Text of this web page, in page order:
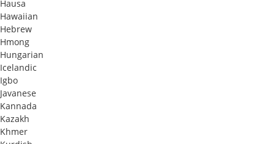
Hausa
Hawaiian
Hebrew
Hmong
Hungarian
Icelandic
Igbo
Javanese
Kannada
Kazakh
Khmer